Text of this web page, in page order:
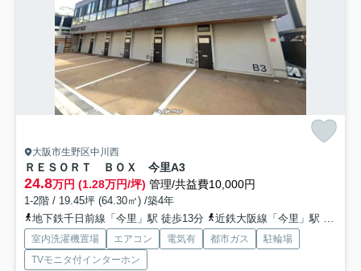
大阪市生野区中川西
ＲＥＳＯＲＴ ＢＯＸ 今里A3
24.8万円 (1.28万円/坪) 管理/共益費10,000円
1-2階 / 19.45坪 (64.30㎡) /築4年
地下鉄千日前線「今里」駅 徒歩13分
近鉄大阪線「今里」駅 徒歩13分
室内洗濯機置場 エアコン 電気有 都市ガス
駐輪場
TVモニタ付インターホン